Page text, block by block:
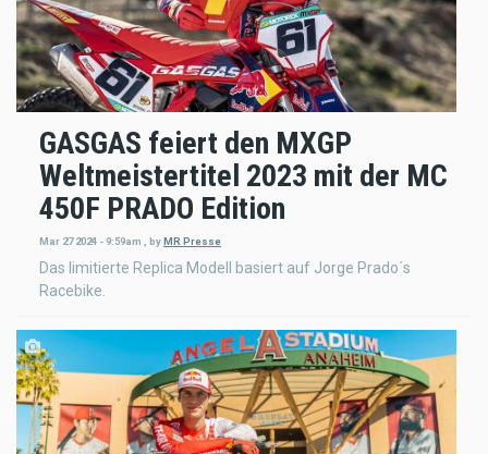
GASGAS feiert den MXGP
Weltmeistertitel 2023 mit der MC
450F PRADO Edition
Mar 27 2024 - 9:59am byMR Presse
Das limitierte Replica Modell basiert auf Jorge Prado´s
Racebike.